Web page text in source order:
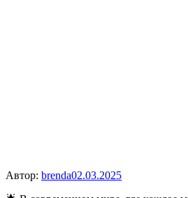
Автор: brenda02.03.2025